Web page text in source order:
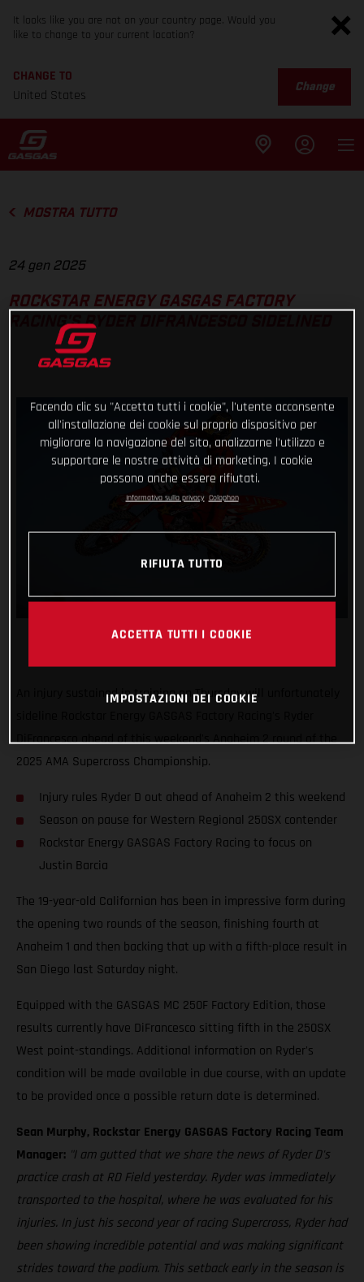
It looks like you are not on your country page. Would you
like to change to your current location?
CHANGE TO
United States
Change
MOSTRA TUTTO
24 gen 2025
ROCKSTAR ENERGY GASGAS FACTORY
RACING'S RYDER DIFRANCESCO SIDELINED
An injury sustained in training on Thursday will unfortunately
DiFrancesco ahead of this weekend's Anaheim 2 round of the
2025 AMA Supercross Championship.
Injury rules Ryder D out ahead of Anaheim 2 this weekend
Season on pause for Western Regional 250SX contender
Rockstar Energy GASGAS Factory Racing to focus on
Justin Barcia
The 19-year-old Californian has been in impressive form during
the opening two rounds of the season, finishing fourth at
Anaheim 1 and then backing that up with a fifth-place result in
San Diego last Saturday night.
Equipped with the GASGAS MC 250F Factory Edition, those
results currently have DiFrancesco sitting fifth in the 250SX
West point-standings. Additional information on Ryder's
condition will be made available in due course, with an update
to be provided once a possible return date is determined.
Sean Murphy, Rockstar Energy GASGAS Factory Racing Team
Manager: "I am gutted that we share the news of Ryder D's
practice crash at RD Field yesterday. Ryder was immediately
transported to the hospital, where he was evaluated for his
injuries. In just his second year of racing Supercross, Ryder had
been showing incredible potential and was making significant
strides toward the podium. This setback early in the season is
Facendo clic su "Accetta tutti i cookie", l'utente acconsente
all'installazione dei cookie sul proprio dispositivo per
migliorare la navigazione del sito, analizzarne l'utilizzo e
supportare le nostre attività di marketing. I cookie
possono anche essere rifiutati.
Informativa sulla privacy Colophon
RIFIUTA TUTTO
ACCETTA TUTTI I COOKIE
IMPOSTAZIONI DEI COOKIE